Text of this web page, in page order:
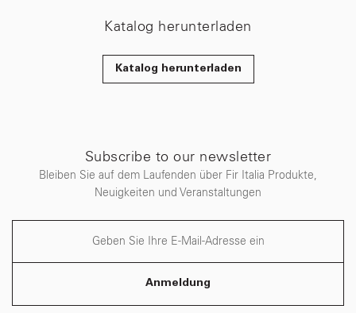
Katalog herunterladen
Katalog herunterladen
Subscribe to our newsletter
Bleiben Sie auf dem Laufenden über Fir Italia Produkte,
Neuigkeiten und Veranstaltungen
Anmeldung